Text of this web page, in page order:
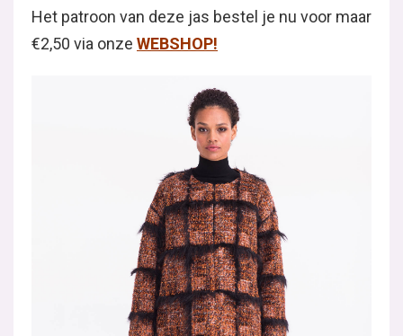
Het patroon van deze jas bestel je nu voor maar
€2,50 via onze WEBSHOP!